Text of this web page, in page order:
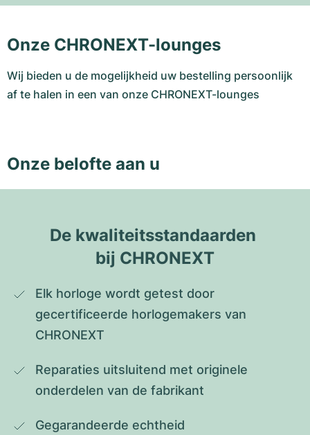
Onze CHRONEXT-lounges
Wij bieden u de mogelijkheid uw bestelling persoonlijk
af te halen in een van onze CHRONEXT-lounges
Onze belofte aan u
De kwaliteitsstandaarden
bij CHRONEXT
Elk horloge wordt getest door
gecertificeerde horlogemakers van
CHRONEXT
Reparaties uitsluitend met originele
onderdelen van de fabrikant
Gegarandeerde echtheid